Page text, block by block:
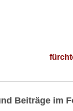
Beiträge im